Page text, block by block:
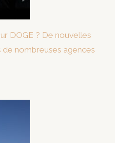
DOGE ? De nouvelles
nombreuses agences